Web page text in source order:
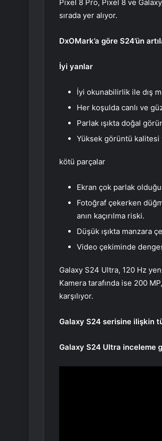
Pixel 8 Pro, Pixel 8 ve
sırada yer alıyor.
DxOMark’a göre S24’ün
İyi yanlar
İyi okunabilirlik ile dış
Her koşulda canlı ve
Parlak ışıkta doğal
Yüksek görüntü kalitesi
kötü parçalar
Ekran çok parlak
Fotoğraf çekerken
anın kaçırılma riski.
Düşük ışıkta manzara
Video çekiminde
Galaxy S24 Ultra, 120 Hz
Kamera tarafında ise 200
karşılıyor.
Galaxy S24 serisine ilişkin
Galaxy S24 Ultra inceleme